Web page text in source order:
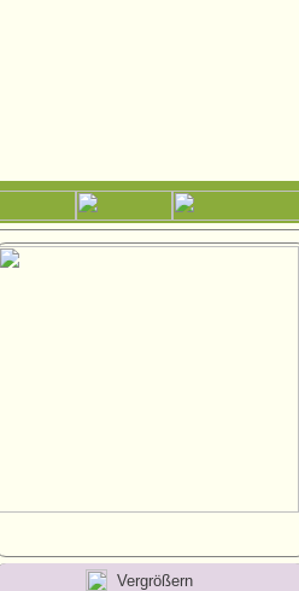
Vergrößern